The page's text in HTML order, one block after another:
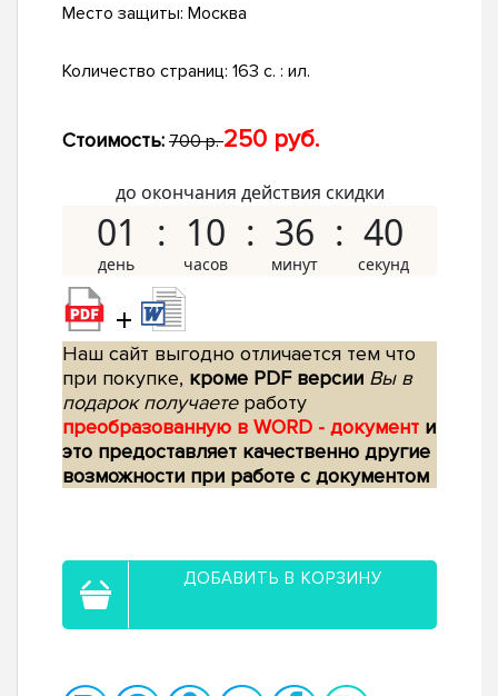
Место защиты: Москва
Количество страниц: 163 с. : ил.
Стоимость: 700 р.250 руб.
до окончания действия скидки
01 10 36 39
+
Наш сайт выгодно отличается тем что
при покупке, кроме PDF версии Вы в
подарок получаетеработу
преобразованную в WORD - документ и
это предоставляет качественно другие
возможности при работе с документом
ДОБАВИТЬ В КОРЗИНУ